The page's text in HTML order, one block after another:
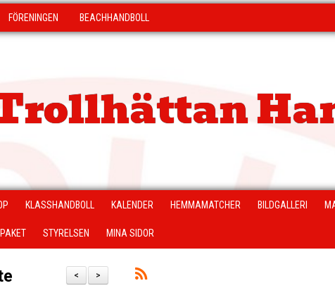
FÖRENINGEN BEACHHANDBOLL
KLASSHANDBOLL KALENDER HEMMAMATCHER BILDGALLERI
STYRELSEN MINA SIDOR
>
<